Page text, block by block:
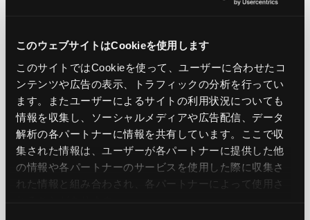
このウェブサイトはCookieを使用します
このサイトではCookieを使って、ユーザーに合わせたコ
ンテンツや広告の表示、トラフィックの分析を行ってい
ます。またユーザーによるサイトの利用状況についても
情報を収集し、ソーシャルメディアや広告配信、データ
解析の各パートナーに情報を共有しています。ここで収
集された情報は、ユーザーが各パートナーに提供した他
の情報や各パートナーのサービスを使用した際に収集さ
れた情報と組み合わされ、各パートナーによって使用さ
BACK TO LIST
CATEGORY
AWS GCP Azure ON PREMISE
SECURITY OPTION